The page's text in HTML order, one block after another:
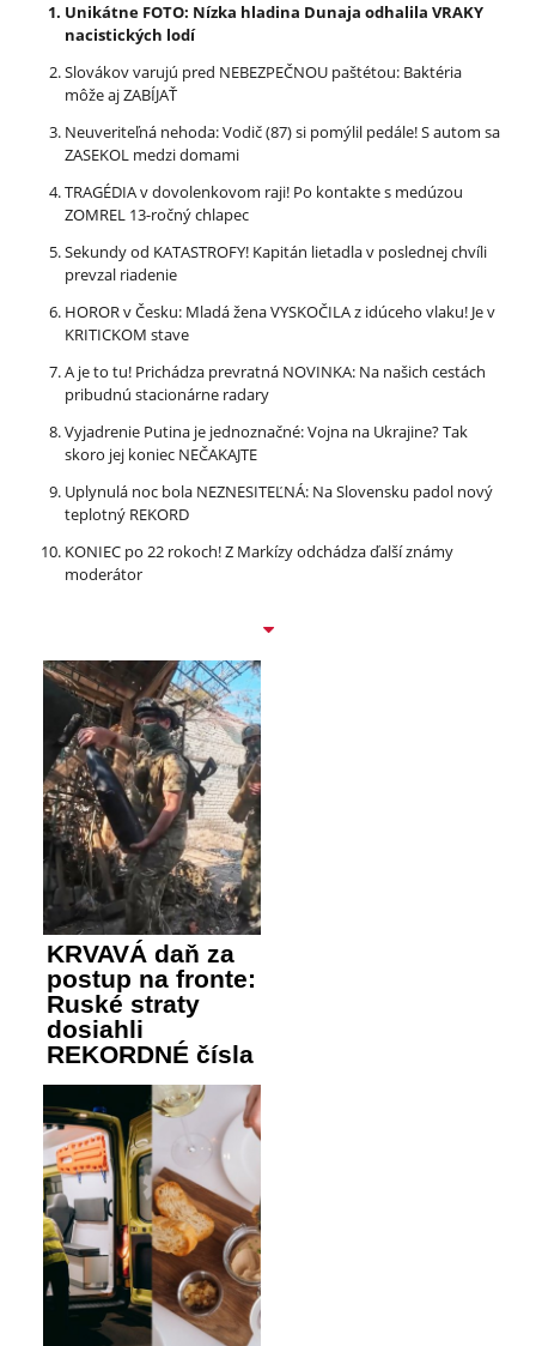
Unikátne FOTO: Nízka hladina Dunaja odhalila VRAKY
nacistických lodí
Slovákov varujú pred NEBEZPEČNOU paštétou: Baktéria
môže aj ZABÍJAŤ
Neuveriteľná nehoda: Vodič (87) si pomýlil pedále! S autom sa
ZASEKOL medzi domami
TRAGÉDIA v dovolenkovom raji! Po kontakte s medúzou
ZOMREL 13-ročný chlapec
Sekundy od KATASTROFY! Kapitán lietadla v poslednej chvíli
prevzal riadenie
HOROR v Česku: Mladá žena VYSKOČILA z idúceho vlaku! Je v
KRITICKOM stave
A je to tu! Prichádza prevratná NOVINKA: Na našich cestách
pribudnú stacionárne radary
Vyjadrenie Putina je jednoznačné: Vojna na Ukrajine? Tak
skoro jej koniec NEČAKAJTE
Uplynulá noc bola NEZNESITEĽNÁ: Na Slovensku padol nový
teplotný REKORD
KONIEC po 22 rokoch! Z Markízy odchádza ďalší známy
moderátor
KRVAVÁ daň za
postup na fronte:
Ruské straty
dosiahli
REKORDNÉ čísla